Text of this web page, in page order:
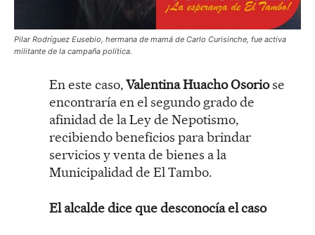
Pilar Rodríguez Eusebio, hermana de mamá de Carlo Curisinche, fue activa
militante de la campaña política.
En este caso,Valentina Huacho Osoriose
encontraría en el segundo grado de
afinidad de la Ley de Nepotismo,
recibiendo beneficios para brindar
servicios y venta de bienes a la
Municipalidad de El Tambo.
El alcalde dice que desconocía el caso